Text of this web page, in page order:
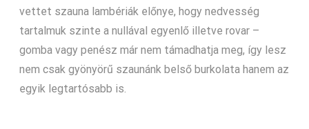
vettet szauna lambériák előnye, hogy nedvesség
tartalmuk szinte a nullával egyenlő illetve rovar –
gomba vagy penész már nem támadhatja meg, így lesz
nem csak gyönyörű szaunánk belső burkolata hanem az
egyik legtartósabb is.